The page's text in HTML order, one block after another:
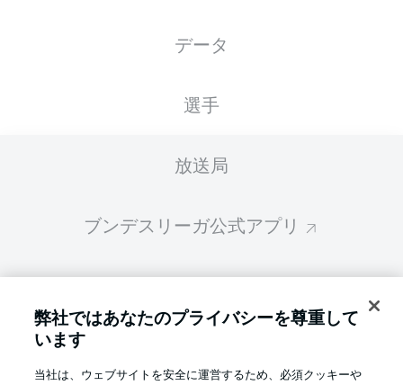
データ
選手
放送局
ブンデスリーガ公式アプリ
ファンタジー・マネジャー
スターティングメンバーは試合開始の 60分前
弊社ではあなたのプライバシーを尊重して
います
当社は、ウェブサイトを安全に運営するため、必須クッキーや